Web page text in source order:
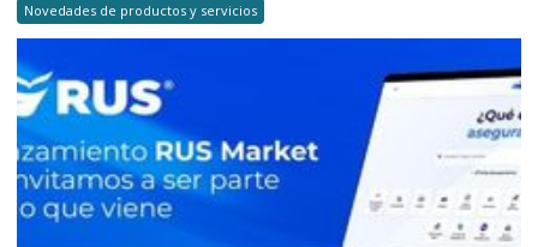
Novedades de productos y servicios